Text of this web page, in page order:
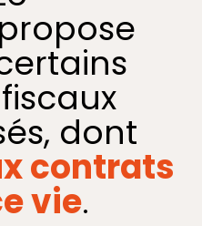
dont
contrats
vie.